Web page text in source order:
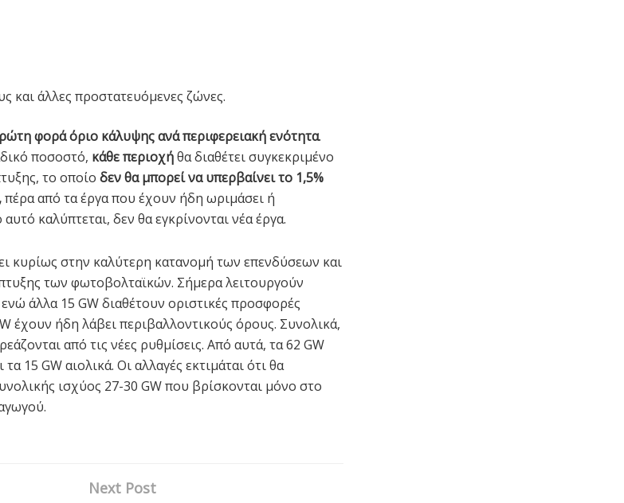
και άλλες προστατευόμενες ζώνες.
φορά όριο κάλυψης ανά περιφερειακή ενότητα.
ποσοστό, κάθε περιοχήθα διαθέτει συγκεκριμένο
το οποίο δεν θα μπορεί να υπερβαίνει το 1,5%
πέρα από τα έργα που έχουν ήδη ωριμάσει ή
καλύπτεται, δεν θα εγκρίνονται νέα έργα.
κυρίως στην καλύτερη κατανομή των επενδύσεων και
των φωτοβολταϊκών. Σήμερα λειτουργούν
άλλα 15 GW διαθέτουν οριστικές προσφορές
έχουν ήδη λάβει περιβαλλοντικούς όρους. Συνολικά,
από τις νέες ρυθμίσεις. Από αυτά, τα 62 GW
15 GW αιολικά. Οι αλλαγές εκτιμάται ότι θα
ισχύος 27-30 GW που βρίσκονται μόνο στο
Next Post